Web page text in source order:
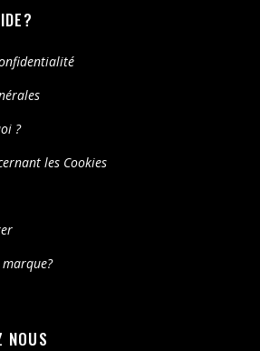
?
les Cookies
marque?
NOUS